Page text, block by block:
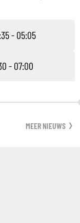
- 05:05
- 07:00
MEER NIEUWS